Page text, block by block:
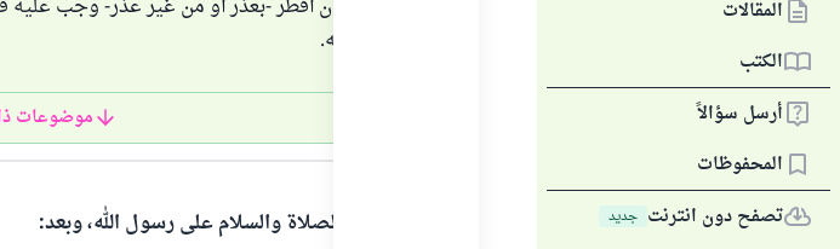
المقالات
الكتب
أرسل سؤالاً
المحفوظات
تصفح دون انترنت جديد
أو سفر. فإن أفطر -بعذر أو من غير عذر- وجب عليه
كفارة عليه.
موضوعات
الحمد لله والصلاة والسلام على رسول الله، وبعد: